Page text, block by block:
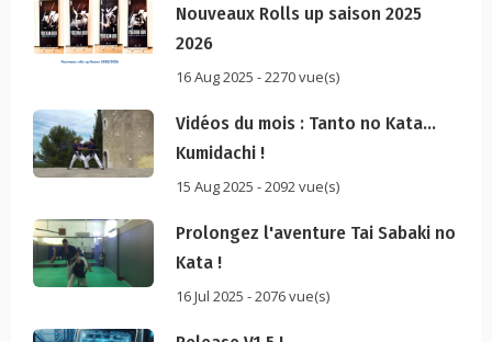
Nouveaux Rolls up saison 2025
2026
16 Aug 2025 - 2270 vue(s)
Vidéos du mois : Tanto no Kata...
Kumidachi !
15 Aug 2025 - 2092 vue(s)
Prolongez l'aventure Tai Sabaki no
Kata !
16 Jul 2025 - 2076 vue(s)